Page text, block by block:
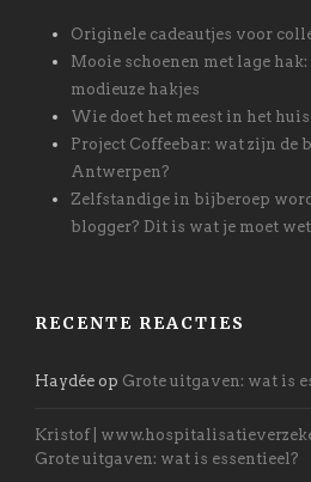
Originele cadeautjes voor
Mooie schoenen met lage hak:
modieuze hakjes
Wie doet het meest in het
Project Coffeebar: wat zijn de
Antwerpen?
Zelfstandige in bijberoep
blogger? Dit is wat je moet
RECENTE REACTIES
Haydée op Grote uitgaven: wat is
Kristof |
Grote uitgaven: wat is essentieel?